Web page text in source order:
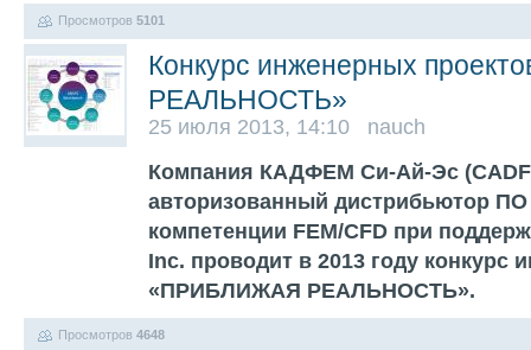
Просмотров 5101
Конкурс инженерных
РЕАЛЬНОСТЬ»
25 июля 2013, 14:10 nauch
Компания КАДФЕМ Си-Ай-Эс
авторизованный дистрибьютор ПО
компетенции FEM/CFD при
Inc. проводит в 2013 году конкурс
«ПРИБЛИЖАЯ РЕАЛЬНОСТЬ».
Просмотров 4648